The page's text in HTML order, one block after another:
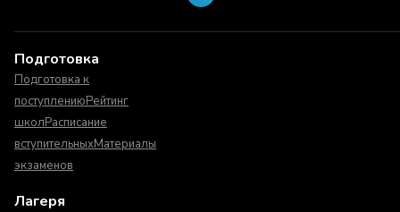
Подготовка
Подготовка к
поступлениюРейтинг
школРасписание
вступительныхМатериалы
экзаменов
Лагеря